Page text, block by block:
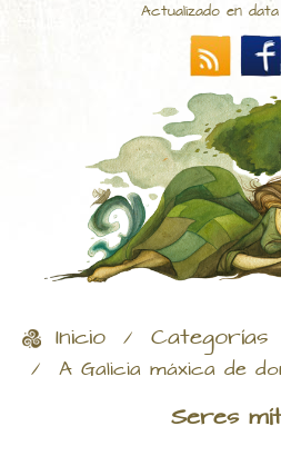
Actualizado en
Inicio / Categorías
/ A Galicia máxica de
Seres